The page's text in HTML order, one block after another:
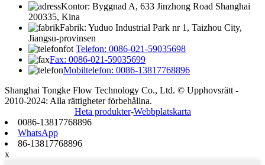
Kontor: Byggnad A, 633 Jinzhong Road Shanghai
200335, Kina
Fabrik: Yuduo Industrial Park nr 1, Taizhou City,
Jiangsu-provinsen
Telefon: 0086-021-59035698
Fax: 0086-021-59035699
Mobiltelefon: 0086-13817768896
Shanghai Tongke Flow Technology Co., Ltd. © Upphovsrätt -
2010-2024: Alla rättigheter förbehållna.
Heta produkter-Webbplatskarta
0086-13817768896
WhatsApp
86-13817768896
x